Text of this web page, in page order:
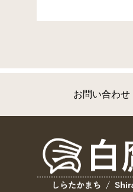
お問い合わせ